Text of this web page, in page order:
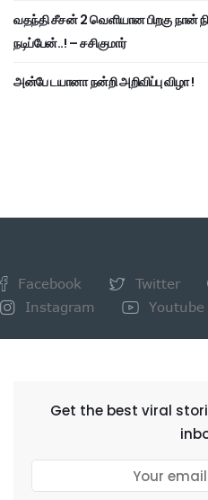
வதந்தி சீசன் 2 வெளியான பிறகு நான்
நடிப்பேன்..! – சசிகுமார்
அன்பே டயானா நன்றி அறிவிப்பு விழா !
Facebook Twitter
Instagram
Youtube
Get the best viral